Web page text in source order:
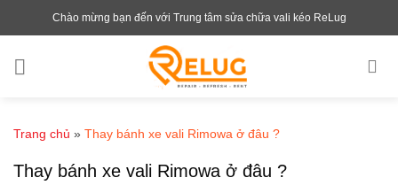
đến
dung
Chào mừng bạn đến với Trung tâm sửa chữa vali kéo ReLug
Trang chủ » Thay bánh xe vali Rimowa ở đâu ?
Thay bánh xe vali Rimowa ở đâu ?